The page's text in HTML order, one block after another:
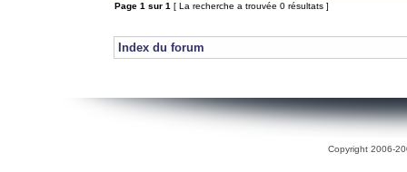
Page 1 sur 1 [ La recherche a trouvée 0 résultats ]
Index du forum
Copyright 2006-